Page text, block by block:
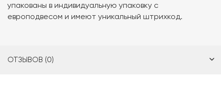
упакованы в индивидуальную упаковку с
европодвесом и имеют уникальный штрихкод.
ОТЗЫВОВ (0)